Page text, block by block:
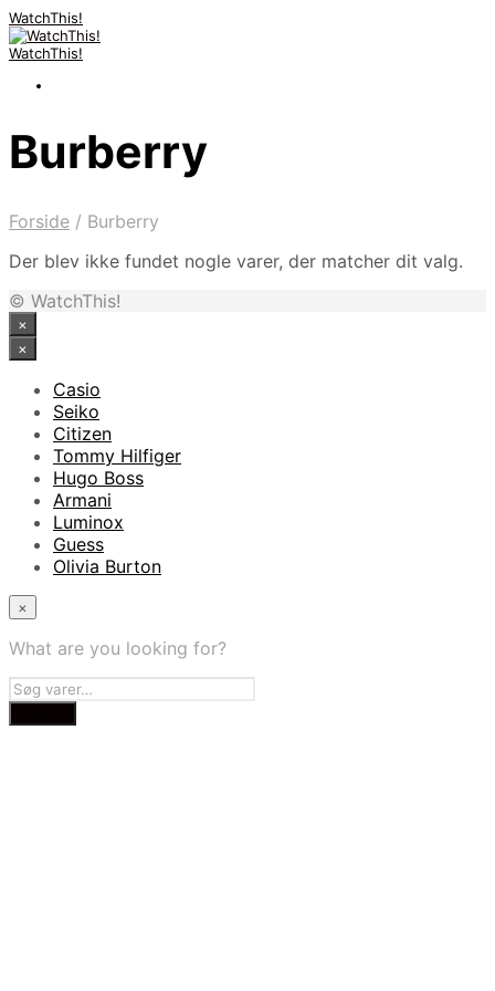
WatchThis!
WatchThis!
Burberry
Forside / Burberry
Der blev ikke fundet nogle varer, der matcher dit valg.
© WatchThis!
×
×
Casio
Seiko
Citizen
Tommy Hilfiger
Hugo Boss
Armani
Luminox
Guess
Olivia Burton
×
What are you looking for?